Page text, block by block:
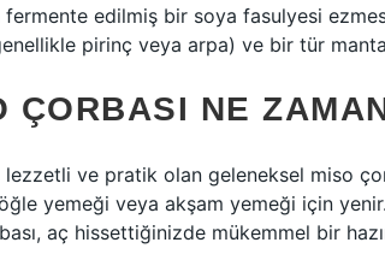
fermente edilmiş bir soya fasulyesi
pirinç veya arpa) ve bir tür
ÇORBASI NE
lezzetli ve pratik olan geleneksel miso
yemeği veya akşam yemeği için
aç hissettiğinizde mükemmel bir